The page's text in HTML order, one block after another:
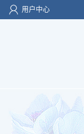
用户中心